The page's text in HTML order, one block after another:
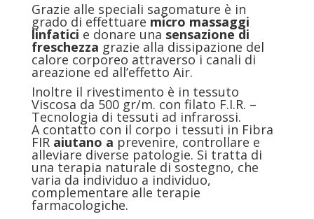
Grazie alle speciali sagomature è in
grado di effettuare micro massaggi
linfatici e donare una sensazione di
freschezza grazie alla dissipazione del
calore corporeo attraverso i canali di
areazione ed all’effetto Air.
Inoltre il rivestimento è in tessuto
Viscosa da 500 gr/m. con filato F.I.R. –
Tecnologia di tessuti ad infrarossi.
A contatto con il corpo i tessuti in Fibra
FIR aiutano a prevenire, controllare e
alleviare diverse patologie. Si tratta di
una terapia naturale di sostegno, che
varia da individuo a individuo,
complementare alle terapie
farmacologiche.